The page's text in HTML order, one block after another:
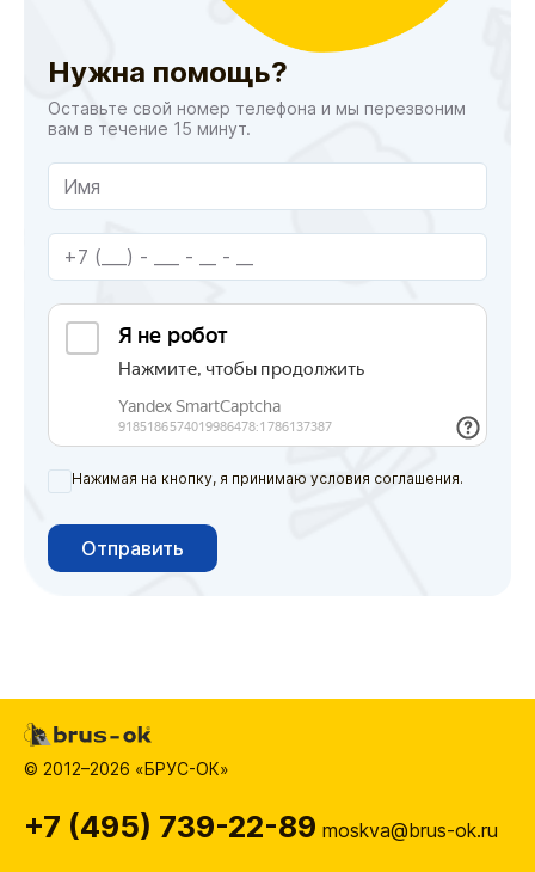
Нужна помощь?
Оставьте свой номер телефона и мы перезвоним
вам в течение 15 минут.
Нажимая на кнопку, я принимаю условия соглашения.
Отправить
© 2012–2026 «БРУС-ОК»
+7 (495) 739-22-89 moskva@brus-ok.ru